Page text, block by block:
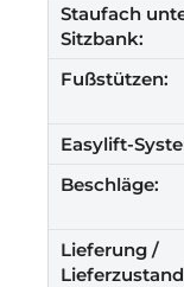
Staufach
Sitzbank:
Fußstützen:
Easylift-
Beschläge:
Lieferung /